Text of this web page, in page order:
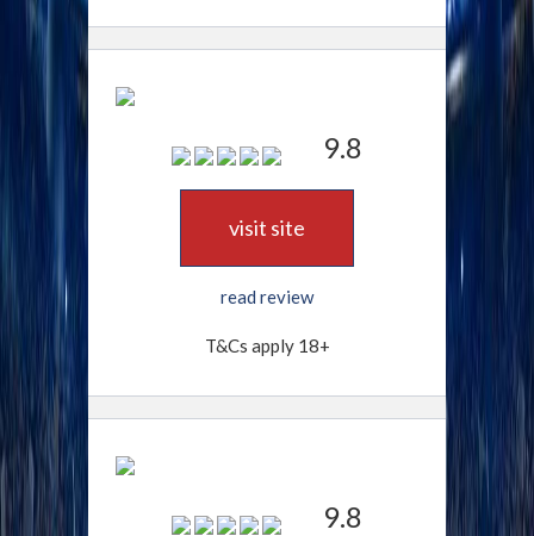
9.8
visit site
read review
T&Cs apply 18+
9.8